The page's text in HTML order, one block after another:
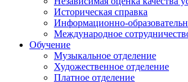
Историческая справка
Информационно-
Международное
Обучение
Музыкальное отделение
Художественное отделение
Платное отделение